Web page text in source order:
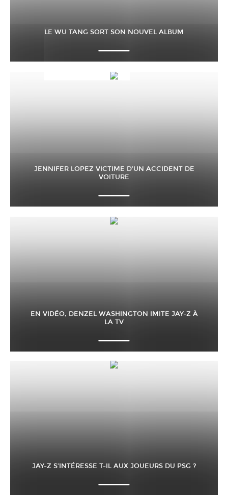
LE WU TANG SORT SON NOUVEL ALBUM
JENNIFER LOPEZ VICTIME D’UN ACCIDENT DE
VOITURE
EN VIDÉO, DENZEL WASHINGTON IMITE JAY-Z À
LA TV
JAY-Z S’INTÉRESSE T-IL AUX JOUEURS DU PSG ?